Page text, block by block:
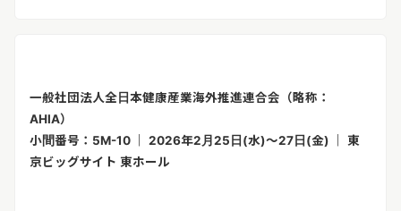
一般社団法人全日本健康産業海外推進連合会（略称：
AHIA）
小間番号： 5M-10 2026年2 月 25 日 (水)～27日 (金)
東
京ビッグサイト 東ホール